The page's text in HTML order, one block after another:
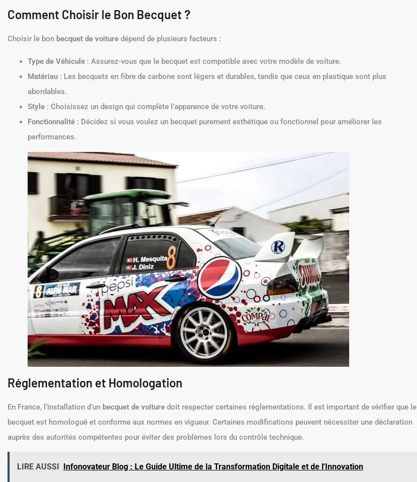
Comment Choisir le Bon Becquet ?
Choisir le bon becquet de voiture dépend de plusieurs facteurs :
Type de Véhicule : Assurez-vous que le becquet est compatible avec votre modèle de voiture.
Matériau : Les becquets en fibre de carbone sont légers et durables, tandis que ceux en plastique sont plus
abordables.
Style : Choisissez un design qui complète l’apparence de votre voiture.
Fonctionnalité : Décidez si vous voulez un becquet purement esthétique ou fonctionnel pour améliorer les
performances.
Réglementation et Homologation
En France, l’installation d’un becquet de voiture doit respecter certaines réglementations. Il est important de vérifier que le
becquet est homologué et conforme aux normes en vigueur. Certaines modifications peuvent nécessiter une déclaration
auprès des autorités compétentes pour éviter des problèmes lors du contrôle technique.
LIRE AUSSI Infonovateur Blog : Le Guide Ultime de la Transformation Digitale et de l'Innovation